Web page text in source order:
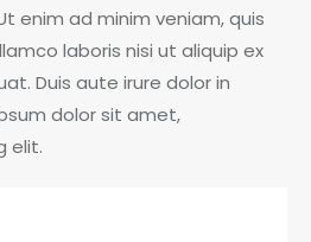
enim ad minim veniam, quis
laboris nisi ut aliquip ex
Duis aute irure dolor in
dolor sit amet,
elit.